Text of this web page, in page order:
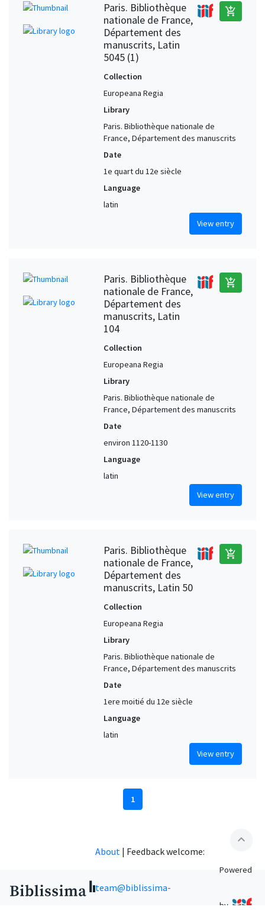
Paris. Bibliothèque
nationale de France,
Département des
manuscrits, Latin
5045 (1)
add_shopping_cart
Collection
Europeana Regia
Library
Paris. Bibliothèque nationale de
France, Département des manuscrits
Date
1e quart du 12e siècle
Language
latin
View entry
Paris. Bibliothèque
nationale de France,
Département des
manuscrits, Latin
104
add_shopping_cart
Collection
Europeana Regia
Library
Paris. Bibliothèque nationale de
France, Département des manuscrits
Date
environ 1120-1130
Language
latin
View entry
Paris. Bibliothèque
nationale de France,
Département des
manuscrits, Latin 50
add_shopping_cart
Collection
Europeana Regia
Library
Paris. Bibliothèque nationale de
France, Département des manuscrits
Date
1ere moitié du 12e siècle
Language
latin
View entry
1
expand_less
About | Feedback welcome:
team@biblissima-
Powered
by